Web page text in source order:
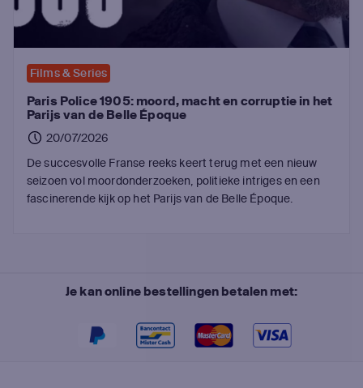
Films & Series
Paris Police 1905: moord, macht en corruptie in het
Parijs van de Belle Époque
20/07/2026
De succesvolle Franse reeks keert terug met een nieuw
seizoen vol moordonderzoeken, politieke intriges en een
fascinerende kijk op het Parijs van de Belle Époque.
Je kan online bestellingen betalen met: